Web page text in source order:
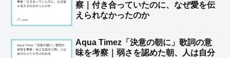
察｜付き合っていたのに、なぜ愛を伝
えられなかったのか
Aqua Timez「決意の朝に」歌詞の意
味を考察｜弱さを認めた朝、人は自分